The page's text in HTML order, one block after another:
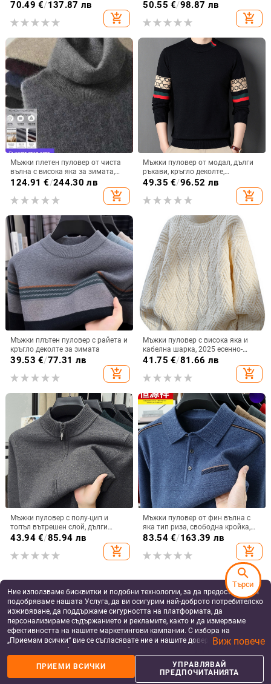
кройка, флорална бродерия, есен
70.49 €/137.87 лв
add_shopping_cart
копчета, с яка Turn-Down
50.55 €/98.87 лв
add_shopping_cart
Мъжки плетен пуловер от чиста
вълна с висока яка за зимата,
дебел и топъл
124.91 €/244.30 лв
add_shopping_cart
Мъжки пуловер от модал, дълги
ръкави, кръгло деколте,
джакардов модел, свободна
49.35 €/96.52 лв
add_shopping_cart
Мъжки плътен пуловер с райета и
кръгло деколте за зимата
39.53 €/77.31 лв
add_shopping_cart
Мъжки пуловер с висока яка и
кабелна шарка, 2025 есенно-
зимен модел, свободна кройка,
подходящ за студенти и двойки
41.75 €/81.66 лв
add_shopping_cart
Мъжки пуловер с полу-цип и
топъл вътрешен слой, дълги
ръкави, зимен стил
43.94€/85.94 лв
add_shopping_cart
Мъжки пуловер от фин вълна с
яка тип риза, свободна кройка,
дълги ръкави, дебел и топъл за
83.54€/163.39 лв
add_shopping_cart
Ние използваме бисквитки и подобни технологии, за да предоставяме и
подобряваме нашата Услуга, да ви осигурим най-доброто потребителско
изживяване, да поддържаме сигурността на платформата, да
персонализираме съдържанието и рекламите, както и да измерваме
ефективността на нашите маркетингови кампании. С избора на
„Приемам всички“ вие се съгласявате ние и нашите доверени партньори
да съхраняваме бисквитки и подобни технологии на вашето устройство
за рекламни и аналитични цели. Можете по всяко време да управлявате
своите предпочитания, като натиснете „Управлявай предпочитанията“.
За повече информация, моля, вижте нашата
Виж повече
ПРИЕМИ ВСИЧКИ
УПРАВЛЯВАЙ
ПРЕДПОЧИТАНИЯТА
search
Търси